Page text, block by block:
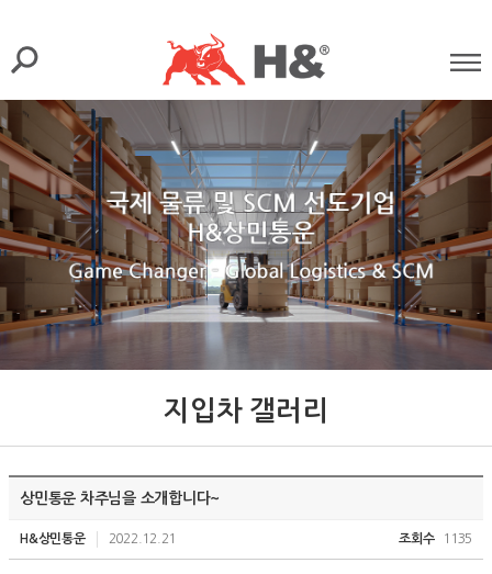
지입차 갤러리
상민통운 차주님을 소개합니다~
H&상민통운 2022.12.21 조회수 1135